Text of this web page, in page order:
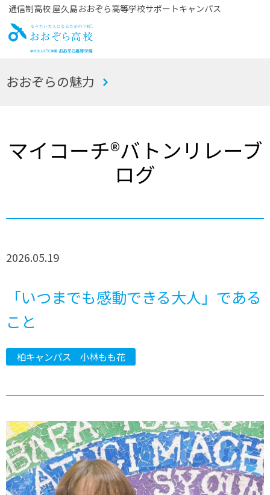
通信制高校 屋久島おおぞら高等学校サポートキャンパス
お
おおぞらの魅力
マイコーチ®バトンリレーブ
ログ
2026.05.19
「いつまでも感動できる大人」である
こと
柏キャンパス 小林もも花